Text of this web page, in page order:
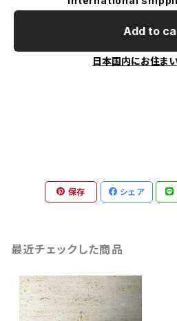
Add to
日本国内にお住ま
保存 シェア
最近チェックした商品